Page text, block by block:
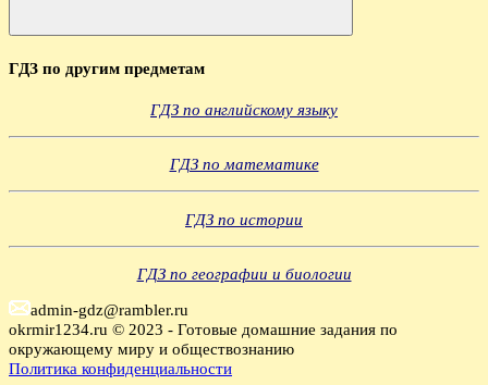
Поиск
ГДЗ по другим предметам
ГДЗ по английскому языку
ГДЗ по математике
ГДЗ по истории
ГДЗ по географии и биологии
admin-gdz@rambler.ru
okrmir1234.ru © 2023 - Готовые домашние задания по
окружающему миру и обществознанию
Политика конфиденциальности